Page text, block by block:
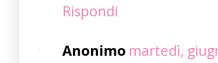
Rispondi
Anonimo martedì,